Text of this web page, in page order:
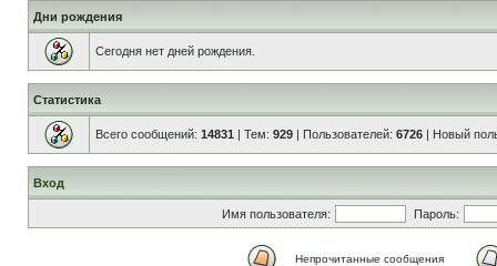
Дни рождения
Сегодня нет дней рождения.
Статистика
Всего сообщений: 14831 | Тем: 929 | Пользователей: 6726 | Новый
Вход
Имя пользователя: Пароль:
Непрочитанные сообщения